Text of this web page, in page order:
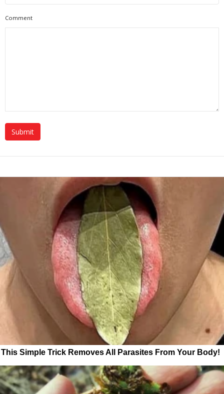
Comment
This Simple Trick Removes All Parasites From Your Body!